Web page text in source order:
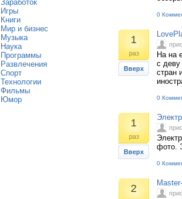
Заработок
Игры
Книги
Мир и бизнес
Музыка
Наука
Программы
Развлечения
Спорт
Технологии
Фильмы
Юмор
0
1
раз
Вверх
На на
с деву
стран
0
1
раз
Вверх
фото.
0
2